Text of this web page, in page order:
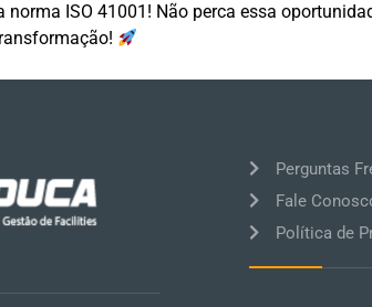
norma ISO 41001! Não perca essa
Perguntas
Fale
Política de